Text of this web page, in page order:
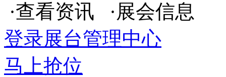
·查看资讯 ·展会信息
登录展台管理中心
马上抢位